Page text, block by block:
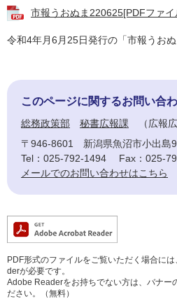
市報うおぬま220625[PDFファ
令和4年月6月25日発行の「市報うおぬ
このページに関するお問い合
総務政策部 秘書広報課
広報
〒946-8601
新潟県魚沼市小出島
Tel：025-792-1494
Fax：025-
メールでのお問い合わせはこちら
PDF形式のファイルをご覧いただく場合に
derが必要です。
Adobe Readerをお持ちでない方は、バナー
ださい。（無料）